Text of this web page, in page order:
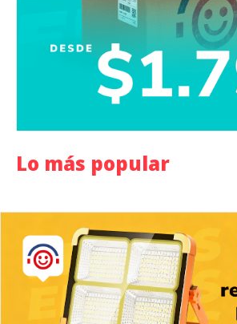
Lo más popular